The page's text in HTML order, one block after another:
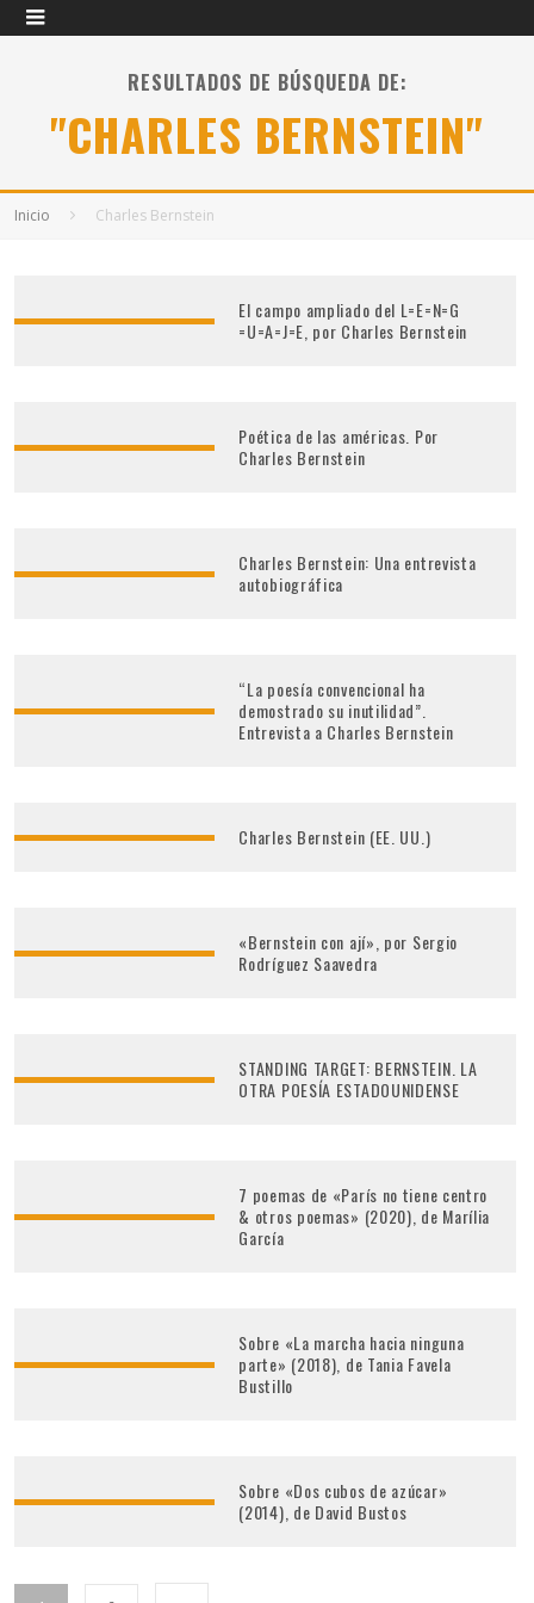
RESULTADOS DE BÚSQUEDA DE:
"CHARLES BERNSTEIN"
Inicio Charles Bernstein
El campo ampliado del L=E=N=G
=U=A=J=E, por Charles Bernstein
Poética de las américas. Por
Charles Bernstein
Charles Bernstein: Una entrevista
autobiográfica
“La poesía convencional ha
demostrado su inutilidad”.
Entrevista a Charles Bernstein
Charles Bernstein (EE. UU.)
«Bernstein con ají», por Sergio
Rodríguez Saavedra
STANDING TARGET: BERNSTEIN. LA
OTRA POESÍA ESTADOUNIDENSE
7 poemas de «París no tiene centro
& otros poemas» (2020), de Marília
García
Sobre «La marcha hacia ninguna
parte» (2018), de Tania Favela
Bustillo
Sobre «Dos cubos de azúcar»
(2014), de David Bustos